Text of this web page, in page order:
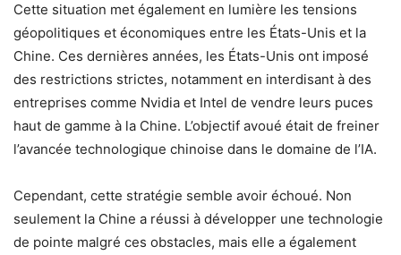
Cette situation met également en lumière les tensions
géopolitiques et économiques entre les États-Unis et la
Chine. Ces dernières années, les États-Unis ont imposé
des restrictions strictes, notamment en interdisant à des
entreprises comme Nvidia et Intel de vendre leurs puces
haut de gamme à la Chine. L’objectif avoué était de freiner
l’avancée technologique chinoise dans le domaine de l’IA.
Cependant, cette stratégie semble avoir échoué. Non
seulement la Chine a réussi à développer une technologie
de pointe malgré ces obstacles, mais elle a également